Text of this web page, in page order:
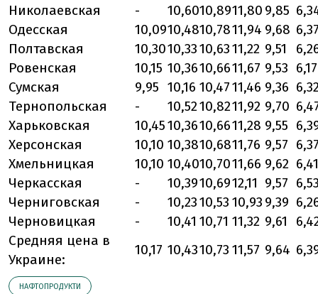
Николаевская
- 10,6010,8911,80 9,85
Одесская
10,0910,4810,7811,94 9,68
Полтавская
10,3010,3310,6311,22 9,51
Ровенская
10,15 10,3610,6611,67 9,53 6,17
Сумская
9,95 10,16 10,4711,46 9,36
Тернопольская
- 10,5210,8211,92 9,70
Харьковская
10,4510,3610,6611,28 9,55
Херсонская
10,10 10,3810,6811,76 9,57
Хмельницкая
10,10 10,4010,7011,66 9,62 6,41
Черкасская
- 10,3910,6912,11 9,57
Черниговская
- 10,2310,53 10,93 9,39
Черновицкая
- 10,41 10,71 11,32 9,61
Средняя цена в
Украине:
10,17 10,4310,73 11,57 9,64
НАФТОПРОДУКТИ